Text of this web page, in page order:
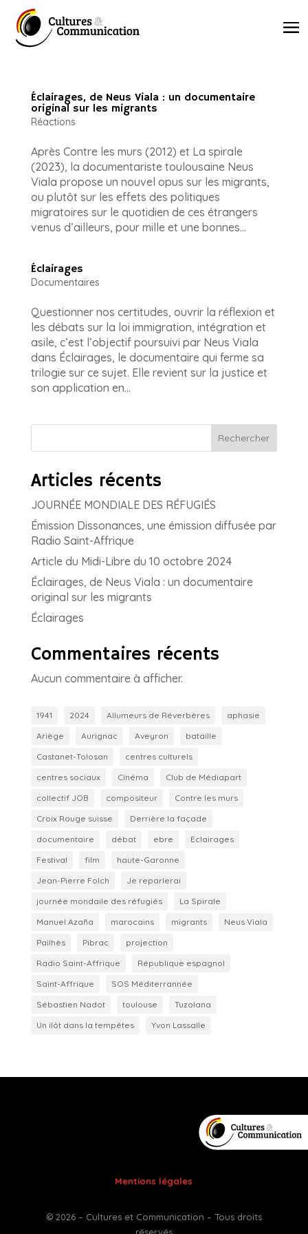
Éclairages, de Neus Viala : un documentaire
original sur les migrants
Réactions
Après Contre les murs (2012) et La spirale
(2023), la documentariste toulousaine Neus
Viala propose un nouvel opus sur les migrants,
ou plutôt sur les effets des politiques
migratoires sur le quotidien de ces étrangers
venus d’ailleurs, pour mille et une bonnes...
Éclairages
Documentaires
Questionner nos certitudes, ouvrir la réflexion et
les débats sur la loi immigration, intégration et
asile, c’est l’objectif poursuivi par Neus Viala
dans Éclairages, le documentaire qui ferme sa
trilogie sur ce sujet. Elle revient sur la justice et
son application en...
Rechercher
Articles récents
JOURNÉE MONDIALE DES RÉFUGIÉS
Émission Dissonances, une émission diffusée par
Radio Saint-Affrique
Article du Midi-Libre du 10 octobre 2024
Éclairages, de Neus Viala : un documentaire
original sur les migrants
Éclairages
Commentaires récents
Aucun commentaire à afficher.
1941 2024 Allumeurs de Réverbères
aphasie
Ariège
Aurignac Aveyron
bataille
Castanet-Tolosan
centres culturels
centres sociaux
Cinéma
Club de Médiapart
collectif JOB
compositeur
Contre les murs
Croix Rouge suisse
Derrière la façade
documentaire
débat ebre
Eclairages
Festival
film
haute-Garonne
Jean-Pierre Folch
Je reparlerai
journée mondaile des réfugiés
La Spirale
Manuel Azaña
marocains migrants
Neus Viala
Pailhès
Pibrac
projection
Radio Saint-Affrique
République espagnol
Saint-Affrique
SOS Méditerrannée
Sébastien Nadot
toulouse
Tuzolana
Un ilôt dans la tempêtes
Yvon Lassalle
Mentions légales
© 2026 – Cultures et Communication – Tous droits